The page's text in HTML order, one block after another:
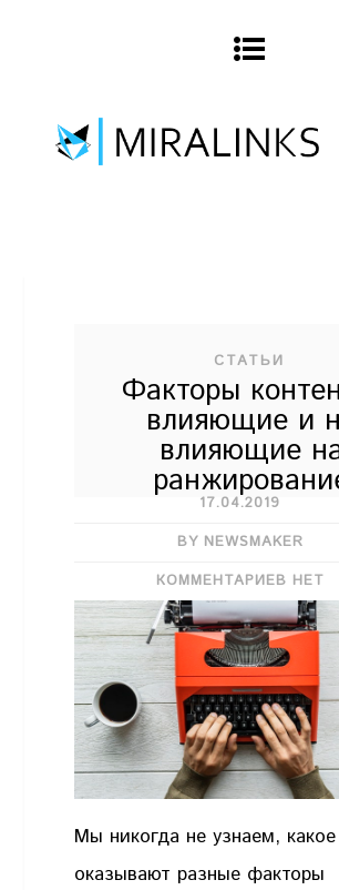
СТАТЬИ
Факторы
влияющие и
влияющие
17.04.2019
BY NEWSMAKER
КОММЕНТАРИЕВ НЕТ
Мы никогда не узнаем,
оказывают разные факторы